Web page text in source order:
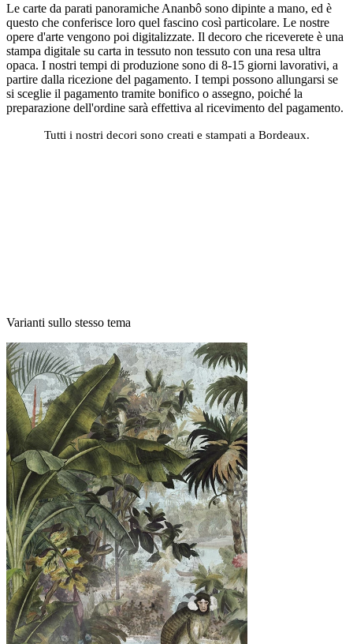
Le carte da parati panoramiche Ananbô sono dipinte a mano, ed è
questo che conferisce loro quel fascino così particolare. Le nostre
opere d'arte vengono poi digitalizzate. Il decoro che riceverete è una
stampa digitale su carta in tessuto non tessuto con una resa ultra
opaca. I nostri tempi di produzione sono di 8-15 giorni lavorativi, a
partire dalla ricezione del pagamento. I tempi possono allungarsi se
si sceglie il pagamento tramite bonifico o assegno, poiché la
preparazione dell'ordine sarà effettiva al ricevimento del pagamento.
Tutti i nostri decori sono creati e stampati a Bordeaux.
Varianti sullo stesso tema